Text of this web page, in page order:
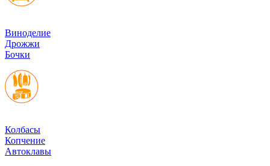
Виноделие
Дрожжи
Бочки
Колбасы
Копчение
Автоклавы